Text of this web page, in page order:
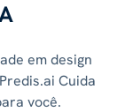
em design
Cuida
você.